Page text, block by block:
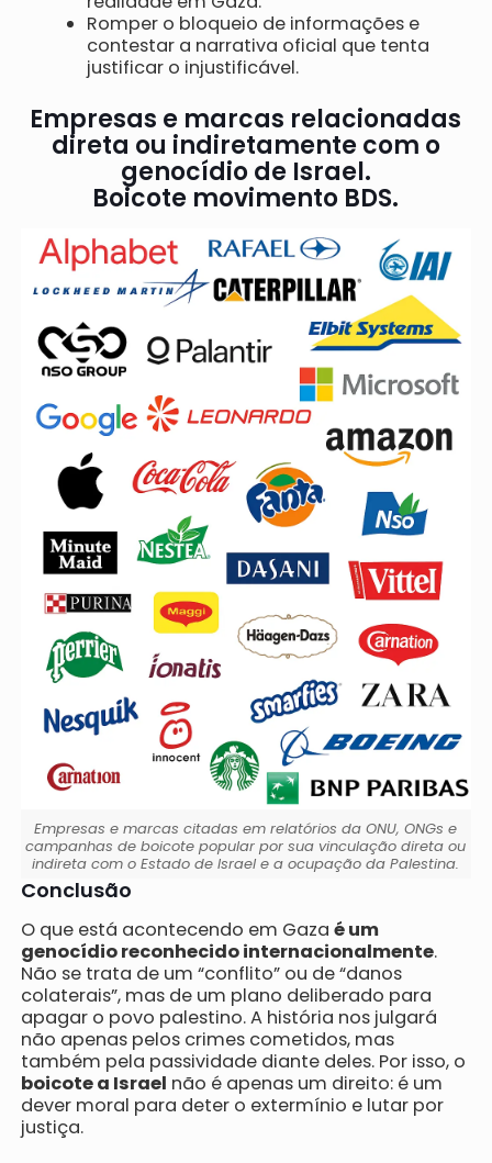
Romper o bloqueio de informações e
contestar a narrativa oficial que tenta
justificar o injustificável.
Empresas e marcas relacionadas
direta ou indiretamente com o
genocídio de Israel.
Boicote movimento BDS.
Empresas e marcas citadas em relatórios da ONU, ONGs e
campanhas de boicote popular por sua vinculação direta ou
indireta com o Estado de Israel e a ocupação da Palestina.
Conclusão
O que está acontecendo em Gazaé um
genocídio reconhecido internacionalmente.
Não se trata de um “conflito” ou de “danos
colaterais”, mas de um plano deliberado para
apagar o povo palestino. A história nos julgará
não apenas pelos crimes cometidos, mas
também pela passividade diante deles. Por isso, o
boicote a Israel não é apenas um direito: é um
dever moral para deter o extermínio e lutar por
justiça.